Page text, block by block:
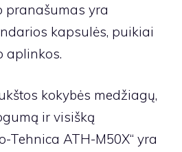
pranašumas yra
kapsulės, puikiai
aplinkos.
kokybės medžiagų,
ir visišką
Tehnica ATH-M50X“ yra